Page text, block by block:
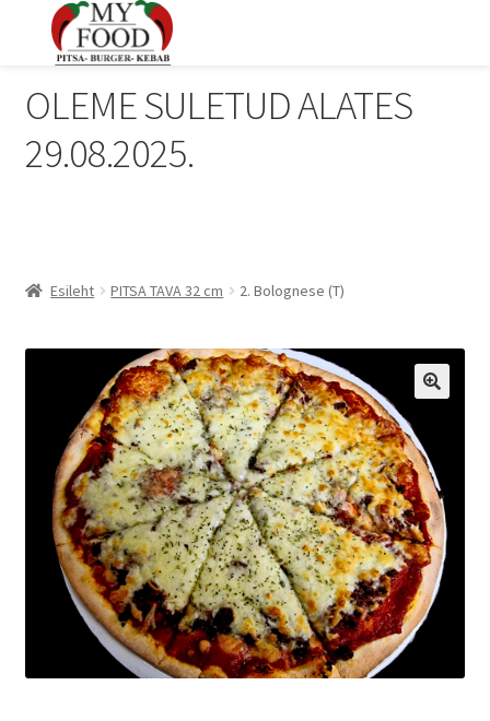
OLEME SULETUD ALATES
29.08.2025.
Esileht PITSA TAVA 32 cm 2. Bolognese (T)